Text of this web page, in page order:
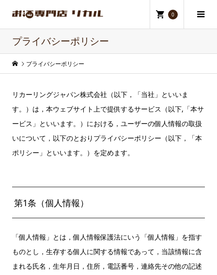
0
プライバシーポリシー
プライバシーポリシー
リカーリングジャパン株式会社（以下，「当社」といいま
す。）は，本ウェブサイト上で提供するサービス（以下,「本サ
ービス」といいます。）における，ユーザーの個人情報の取扱
いについて，以下のとおりプライバシーポリシー（以下，「本
ポリシー」といいます。）を定めます。
第1条（個人情報）
「個人情報」とは，個人情報保護法にいう「個人情報」を指す
ものとし，生存する個人に関する情報であって，当該情報に含
まれる氏名，生年月日，住所，電話番号，連絡先その他の記述